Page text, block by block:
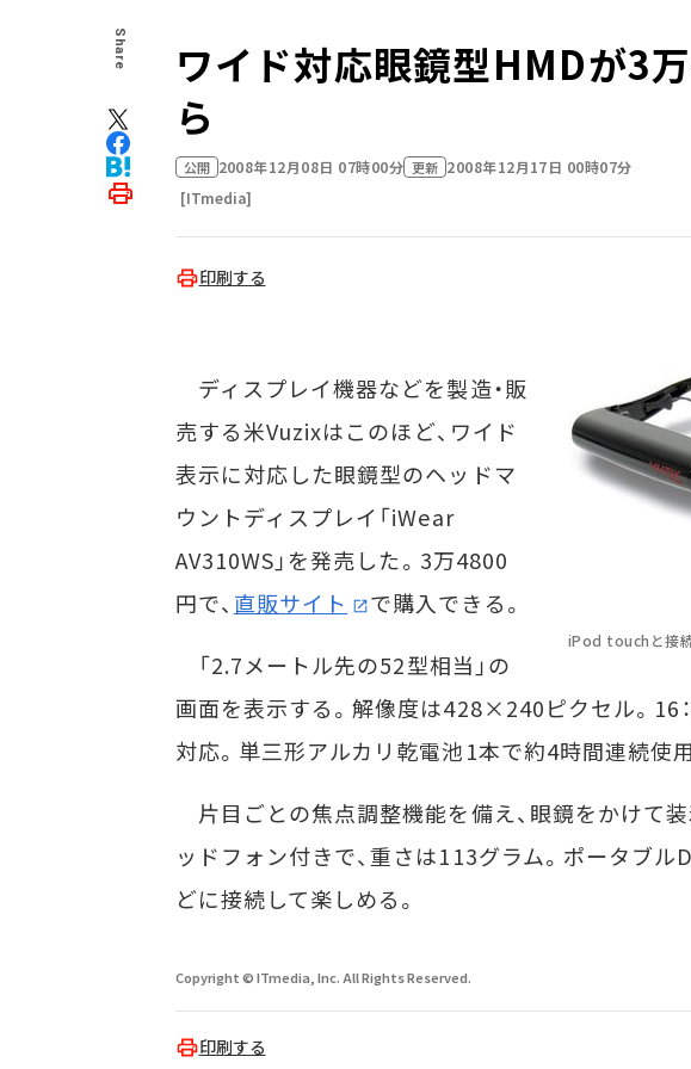
Share
ワイド対応眼鏡型HMDが
ら
公開 2008年12月08日 07時00分 更新 2008年12月17日 00時07分
[ITmedia]
印刷する
iPod touchと接
ディスプレイ機器などを製造・販
売する米Vuzixはこのほど、ワイド
表示に対応した眼鏡型のヘッドマ
ウントディスプレイ「iWear
AV310WS」を発売した。3万4800
円で、 直販サイト
で購入できる。
「2.7メートル先の52型相当」の
画面を表示する。解像度は428×240ピクセル。16
対応。単三形アルカリ乾電池1本で約4時間連続使
片目ごとの焦点調整機能を備え、眼鏡をかけて
ッドフォン付きで、重さは113グラム。ポータブ
どに接続して楽しめる。
Copyright © ITmedia, Inc. All Rights Reserved.
印刷する